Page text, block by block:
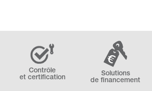
Contrôle
et certification
Solutions
de financement